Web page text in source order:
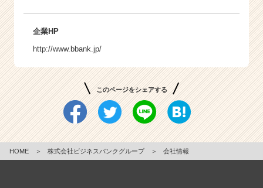
企業HP
http://www.bbank.jp/
このページをシェアする
HOME ＞ 株式会社ビジネスバンクグループ ＞ 会社情報